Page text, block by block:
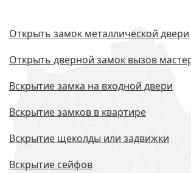
Открыть замок металлической двери
Открыть дверной замок вызов
Вскрытие замка на входной двери
Вскрытие замков в квартире
Вскрытие щеколды или задвижки
Вскрытие сейфов